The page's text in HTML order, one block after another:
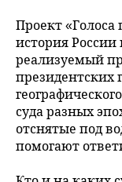
Проект
история
реализуемый
президентских
суда разных
отснятые под
помогают